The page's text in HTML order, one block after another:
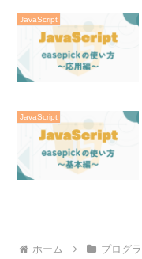
JavaScript
JavaScript
ホーム プログ